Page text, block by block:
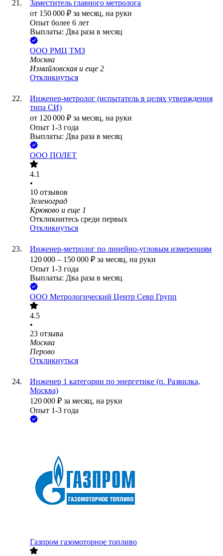
Заместитель главного метролога
от 150 000 ₽ за месяц, на руки
Опыт более 6 лет
Выплаты: Два раза в месяц
ООО РМЦ ТМЗ
Москва
Измайловская и еще 2
Откликнуться
Инженер-метролог (испытатель в целях утверждения
типа СИ)
от 120 000 ₽ за месяц, на руки
Опыт 1-3 года
Выплаты: Два раза в месяц
ООО ПОЛЕТ
4.1
•
10 отзывов
Зеленоград
Крюково и еще 1
Откликнитесь среди первых
Откликнуться
Инженер-метролог по линейно-угловым измерениям
120 000 – 150 000 ₽ за месяц, на руки
Опыт 1-3 года
Выплаты: Два раза в месяц
ООО Метрологический Центр Севр Групп
4.5
•
23 отзыва
Москва
Перово
Откликнуться
Инженер 1 категории по энергетике (п. Развилка,
Москва)
120 000 ₽ за месяц, на руки
Опыт 1-3 года
Газпром газомоторное топливо